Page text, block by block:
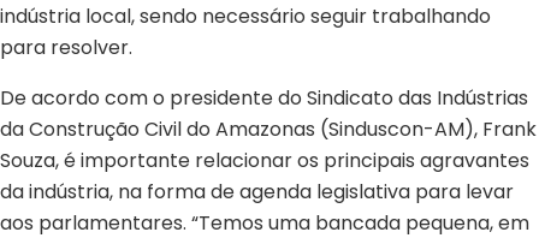
indústria local, sendo necessário seguir trabalhando
para resolver.
De acordo com o presidente do Sindicato das Indústrias
da Construção Civil do Amazonas (Sinduscon-AM), Frank
Souza, é importante relacionar os principais agravantes
da indústria, na forma de agenda legislativa para levar
aos parlamentares. “Temos uma bancada pequena, em